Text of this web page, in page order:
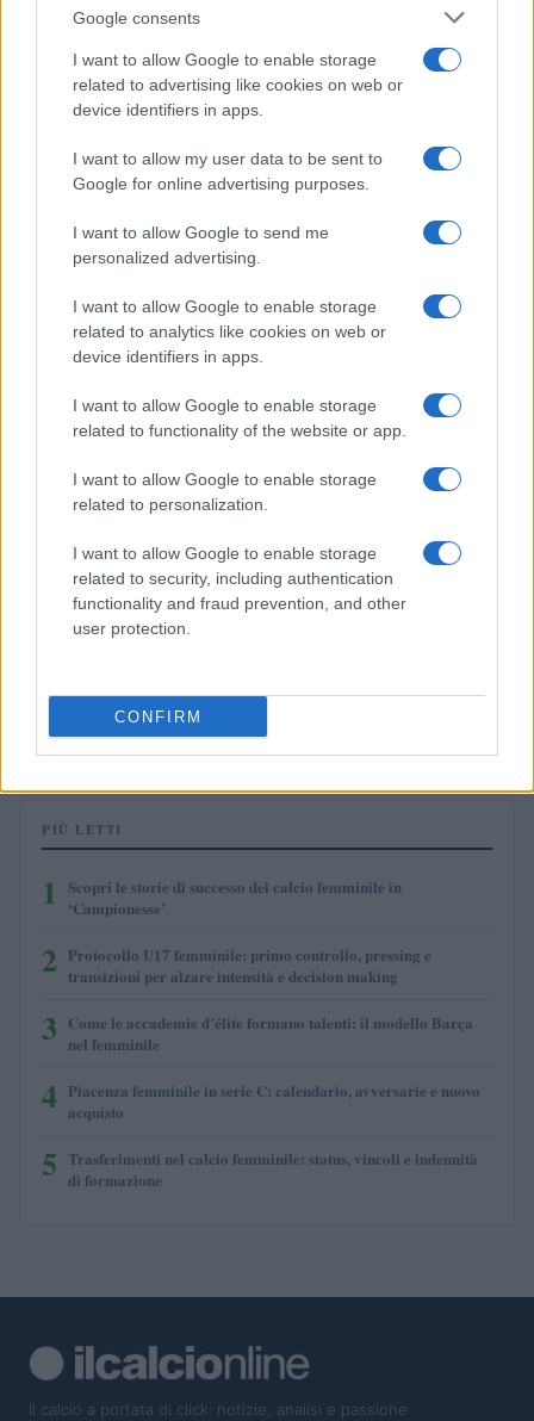
Google consents
I want to allow Google to enable storage
related to advertising like cookies on web or
device identifiers in apps.
I want to allow my user data to be sent to
Google for online advertising purposes.
I want to allow Google to send me
personalized advertising.
I want to allow Google to enable storage
related to analytics like cookies on web or
device identifiers in apps.
I want to allow Google to enable storage
related to functionality of the website or app.
I want to allow Google to enable storage
related to personalization.
I want to allow Google to enable storage
related to security, including authentication
functionality and fraud prevention, and other
user protection.
CONFIRM
Protocollo U17 femminile: primo controllo, pressing e
transizioni per alzare intensità e decision making
Ilaria Mauri · 7 Ago 2026
CALCIO FEMMINILE
nel femminile
Ilaria Mauri · 6 Ago 2026
PIÙ LETTI
1
Scopri le storie di successo del calcio femminile in
‘Campionesse’
2 Protocollo U17 femminile: primo controllo, pressing e
transizioni per alzare intensità e decision making
3 Come le accademie d’élite formano talenti: il modello Barça
nel femminile
4 Piacenza femminile in serie C: calendario, avversarie e nuovo
acquisto
5 Trasferimenti nel calcio femminile: status, vincoli e indennità
di formazione
Il calcio a portata di click: notizie, analisi e passione